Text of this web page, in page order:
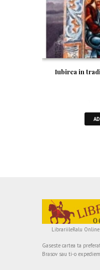
Iubirea in
LibrariileRalu Online
Gaseste cartea ta
Brasov sau ti-o